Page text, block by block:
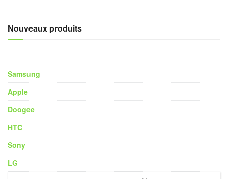
Nouveaux produits
Samsung
Apple
Doogee
HTC
Sony
LG